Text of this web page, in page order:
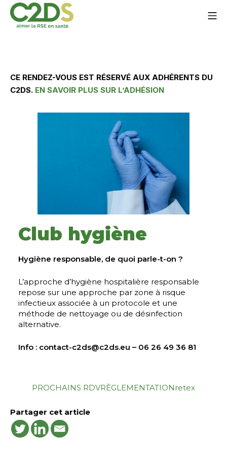
Aller
contenu
CE RENDEZ-VOUS EST RÉSERVÉ AUX ADHÉRENTS DU
C2DS. EN SAVOIR PLUS SUR L’ADHÉSION
Club hygiène
Hygiène responsable, de quoi parle-t-on ?
L’approche d’hygiène hospitalière responsable
repose sur une approche par zone à risque
infectieux associée à un protocole et une
méthode de nettoyage ou de désinfection
alternative.
Info : contact-c2ds@c2ds.eu – 06 26 49 36 81
PROCHAINS RDVRÈGLEMENTATIONretex
Partager cet article